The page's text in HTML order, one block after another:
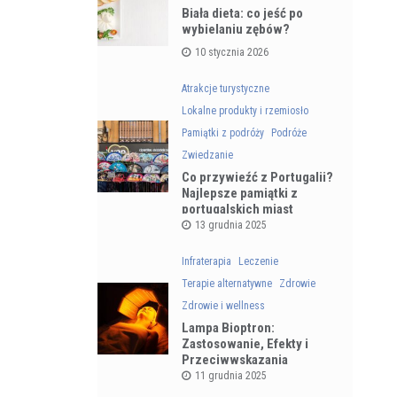
Biała dieta: co jeść po
wybielaniu zębów?
10 stycznia 2026
Atrakcje turystyczne
Lokalne produkty i rzemiosło
Pamiątki z podróży
Podróże
Zwiedzanie
Co przywieźć z Portugalii?
Najlepsze pamiątki z
portugalskich miast
13 grudnia 2025
Infraterapia
Leczenie
Terapie alternatywne
Zdrowie
Zdrowie i wellness
Lampa Bioptron:
Zastosowanie, Efekty i
Przeciwwskazania
11 grudnia 2025